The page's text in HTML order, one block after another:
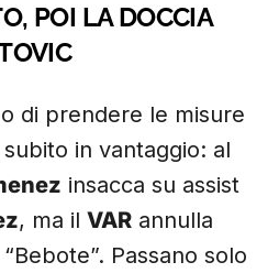
POI LA DOCCIA
di prendere le misure
in vantaggio: al
insacca su assist
, ma il VAR annulla
Passano solo